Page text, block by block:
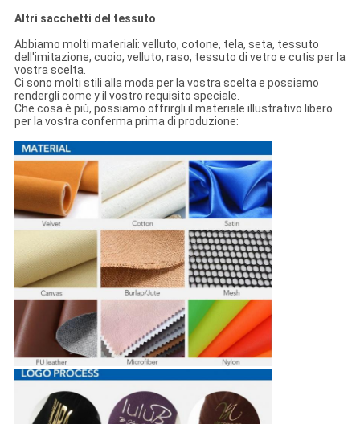
Altri sacchetti del tessuto
Abbiamo molti materiali: velluto, cotone, tela, seta, tessuto
dell'imitazione, cuoio, velluto, raso, tessuto di vetro e cutis per la
vostra scelta.
Ci sono molti stili alla moda per la vostra scelta e possiamo
rendergli come y il vostro requisito speciale.
Che cosa è più, possiamo offrirgli il materiale illustrativo libero
per la vostra conferma prima di produzione: